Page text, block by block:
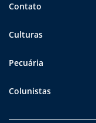
Contato
Culturas
Pecuária
Colunistas